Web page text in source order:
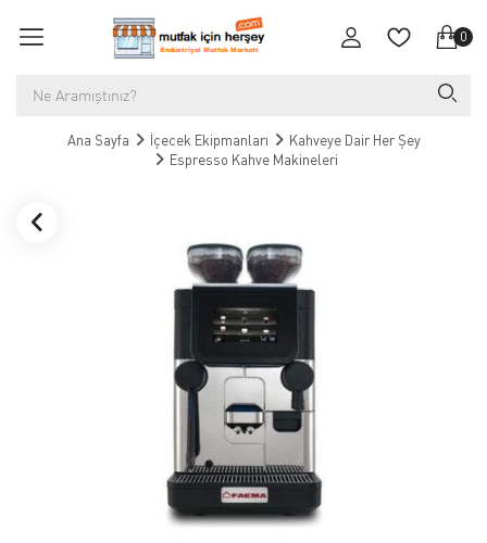
0
Ana Sayfa İçecek Ekipmanları
Kahveye Dair Her Şey
Espresso Kahve Makineleri